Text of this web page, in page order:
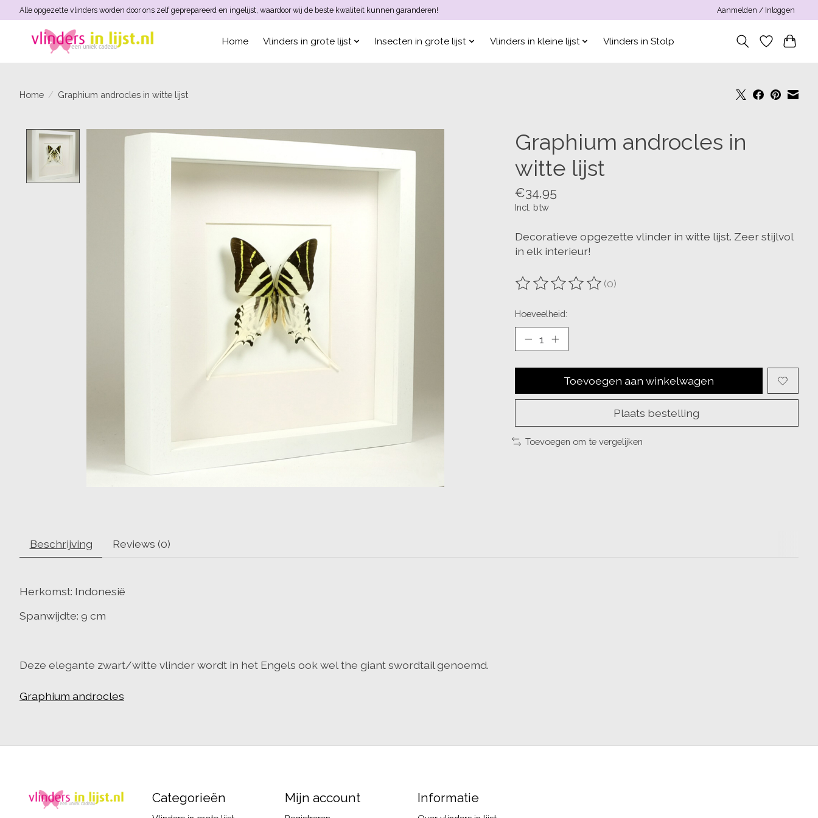
Alle opgezette vlinders worden door ons zelf geprepareerd en ingelijst, waardoor wij de beste kwaliteit kunnen garanderen! Aanmelden / Inloggen
Home Vlinders in grote lijst Insecten in grote lijst Vlinders in kleine lijst Vlinders in Stolp
Home / Graphium androcles in witte lijst
Product image slideshow Items
Graphium androcles in
witte lijst
€34,95
Incl. btw
Decoratieve opgezette vlinder in witte lijst. Zeer stijlvol
in elk interieur!
De beoordeling van dit product is
(0)
Hoeveelheid:
Toevoegen aan winkelwagen
Plaats bestelling
Toevoegen om te vergelijken
Beschrijving Reviews (0)
Herkomst: Indonesië
Spanwijdte: 9 cm
Deze elegante zwart/witte vlinder wordt in het Engels ook wel the giant swordtail genoemd.
Graphium androcles
Categorieën Mijn account Informatie